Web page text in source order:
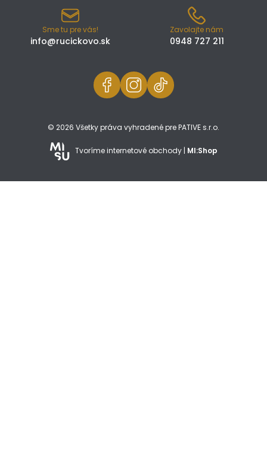
Sme tu pre vás!
info@rucickovo.sk
Zavolajte nám
0948 727 211
© 2026 Všetky práva vyhradené pre PATIVE s.r.o.
Tvoríme internetové obchody | MI:Shop